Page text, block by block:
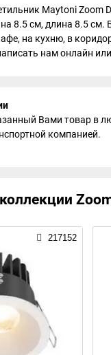
Maytoni Zoom
8.5 см, длина 8.5 см.
на кухню, в
нам онлайн
Вами товар в
компанией.
217152